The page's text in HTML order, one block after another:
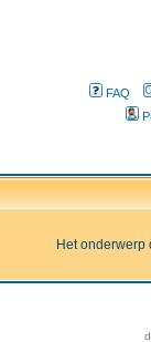
FAQ
Het onderwerp